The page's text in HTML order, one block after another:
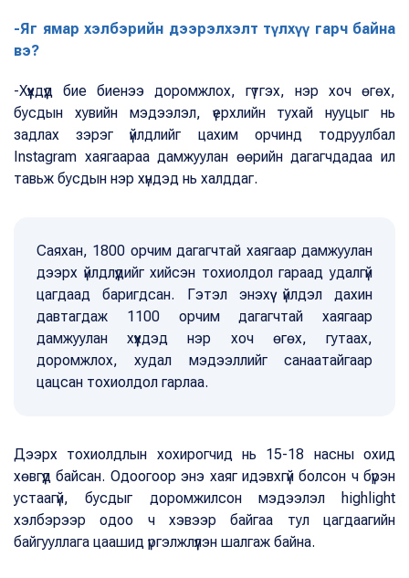
-Яг ямар хэлбэрийн дээрэлхэлт түлхүү гарч байна
вэ?
-Хүүхдүүд бие биенээ доромжлох, гүтгэх, нэр хоч өгөх,
бусдын хувийн мэдээлэл, үерхлийн тухай нууцыг нь
задлах зэрэг үйлдлийг цахим орчинд тодруулбал
Instagram хаягаараа дамжуулан өөрийн дагагчдадаа ил
тавьж бусдын нэр хүндэд нь халддаг.
Саяхан, 1800 орчим дагагчтай хаягаар дамжуулан
дээрх үйлдлүүдийг хийсэн тохиолдол гараад удалгүй
цагдаад баригдсан. Гэтэл энэхүү үйлдэл дахин
давтагдаж 1100 орчим дагагчтай хаягаар
дамжуулан хүүхдэд нэр хоч өгөх, гутаах,
доромжлох, худал мэдээллийг санаатайгаар
цацсан тохиолдол гарлаа.
Дээрх тохиолдлын хохирогчид нь 15-18 насны охид
хөвгүүд байсан. Одоогоор энэ хаяг идэвхгүй болсон ч бүрэн
устаагүй, бусдыг доромжилсон мэдээлэл highlight
хэлбэрээр одоо ч хэвээр байгаа тул цагдаагийн
байгууллага цаашид үргэлжлүүлэн шалгаж байна.